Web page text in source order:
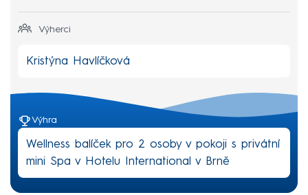
Výherci
Kristýna Havlíčková
Výhra
Wellness balíček pro 2 osoby v pokoji s privátní
mini Spa v Hotelu International v Brně